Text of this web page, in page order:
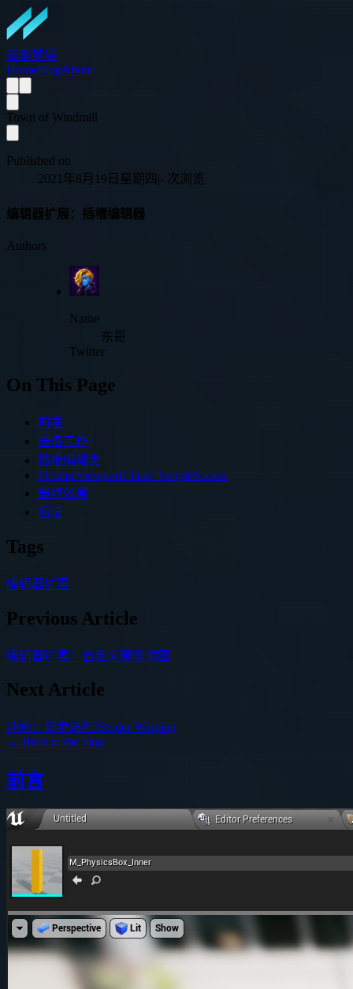
翡翠梦境
HomeBlogAbout
Town of Windmill
Published on
2021年8月19日星期四 |- 次浏览
编辑器扩展：插槽编辑器
Authors
Name
东哥
Twitter
On This Page
前言
准备工作
插槽编辑类
FEditorViewportClient_SimpleSocket
最终效果
后记
Tags
编辑器扩展
Previous Article
编辑器扩展：自定义预览试图
Next Article
动画：脚步适配/Strider Warping
← Back to the blog
前言